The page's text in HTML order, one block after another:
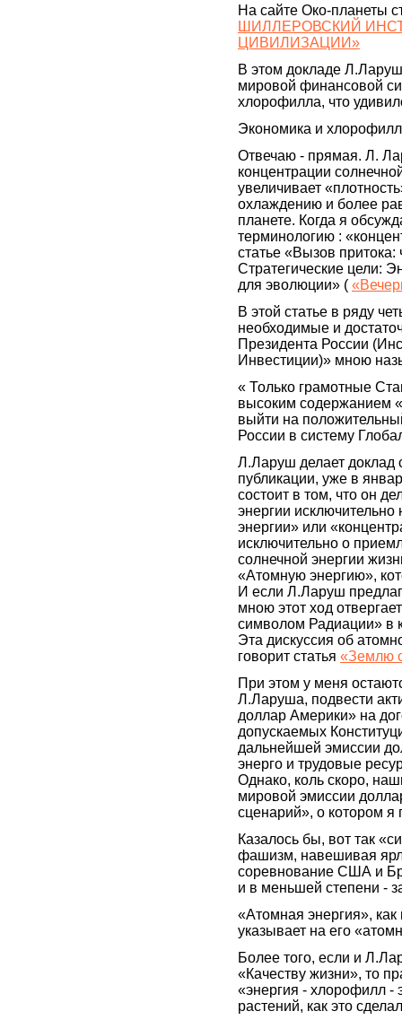
На сайте Око-планеты
ШИЛЛЕРОВСКИЙ
ЦИВИЛИЗАЦИИ»
В этом докладе
мировой финансовой
хлорофилла, что
Экономика и
Отвечаю - прямая. Л.
концентрации
увеличивает
охлаждению и более
планете. Когда я
терминологию :
статье «Вызов
Стратегические цели:
для эволюции» (
В этой статье в ряду
необходимые и
Президента России
Инвестиции)» мною
« Только грамотные
высоким содержанием
выйти на
России в систему
Л.Ларуш делает доклад
публикации, уже в
состоит в том, что он
энергии исключительно
энергии» или
исключительно о
солнечной энергии
«Атомную энергию»,
И если Л.Ларуш
мною этот ход
символом Радиации» в
Эта дискуссия об
говорит статья «Землю
При этом у меня
Л.Ларуша, подвести
доллар Америки» на
допускаемых
дальнейшей эмиссии
энерго и трудовые
Однако, коль скоро,
мировой эмиссии
сценарий», о котором
Казалось бы, вот так
фашизм, навешивая
соревнование США и
и в меньшей степени -
«Атомная энергия»,
указывает на его
Более того, если и
«Качеству жизни», то
«энергия - хлорофилл -
растений, как это